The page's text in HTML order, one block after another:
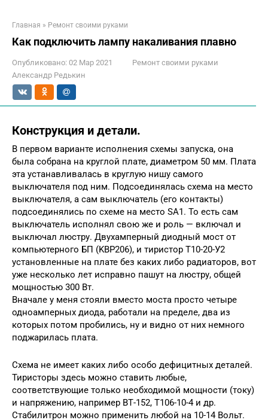
Главная » Ремонт своими руками
Как подключить лампу накаливания плавно
Опубликовано: 02 Мар 2021
Ремонт своими руками
Александр Редькин
Конструкция и детали.
В первом варианте исполнения схемы запуска, она
была собрана на круглой плате, диаметром 50 мм. Плата
эта устанавливалась в круглую нишу самого
выключателя под ним. Подсоединялась схема на место
выключателя, а сам выключатель (его контакты)
подсоединялись по схеме на место SA1. То есть сам
выключатель исполнял свою же и роль — включал и
выключал люстру. Двухамперный диодный мост от
компьютерного БП (KBP206), и тиристор Т10-20-У2
установленные на плате без каких либо радиаторов, вот
уже несколько лет исправно пашут на люстру, общей
мощностью 300 Вт.
Вначале у меня стояли вместо моста просто четыре
одноамперных диода, работали на пределе, два из
которых потом пробились, ну и видно от них немного
поджарилась плата.
Схема не имеет каких либо особо дефицитных деталей.
Тиристоры здесь можно ставить любые,
соответствующие только необходимой мощности (току)
и напряжению, например ВТ-152, Т106-10-4 и др.
Стабилитрон можно применить любой на 10-14 Вольт.